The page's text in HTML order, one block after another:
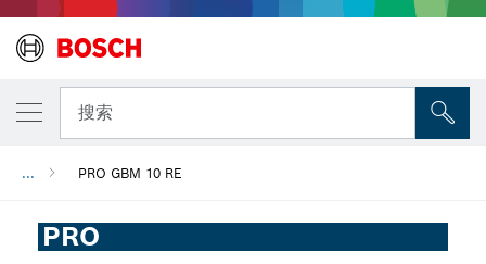
搜索
... PRO GBM 10 RE
PRO